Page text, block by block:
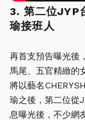
3. 第二位JYP
瑜接班人
再首支預告曝光後
馬尾、五官精緻的
將以藝名
瑜之後，第二位從
息曝光後，不少網